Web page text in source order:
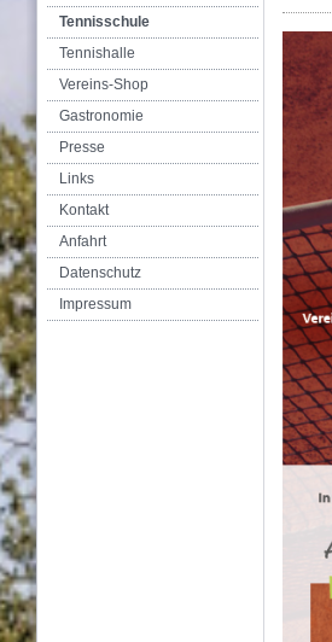
Tennisschule
Tennishalle
Vereins-Shop
Gastronomie
Presse
Links
Kontakt
Anfahrt
Datenschutz
Impressum